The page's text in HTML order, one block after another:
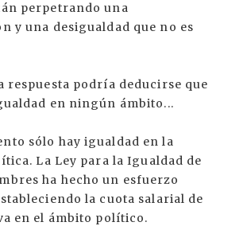
perpetrando una
y una desigualdad que no es
respuesta podría deducirse que
en ningún ámbito...
sólo hay igualdad en la
La Ley para la Igualdad de
ha hecho un esfuerzo
la cuota salarial de
en el ámbito político.